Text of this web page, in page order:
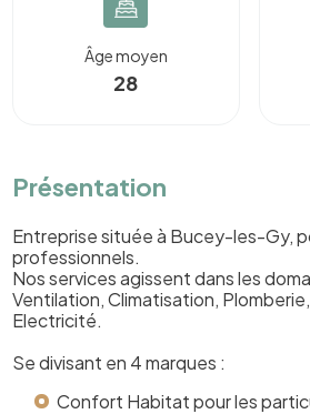
Âge moyen
28
Présentation
Entreprise située à Bucey-les-Gy,
professionnels.
Nos services agissent dans les
Ventilation, Climatisation,
Electricité.
Se divisant en 4 marques :
Confort Habitat pour les